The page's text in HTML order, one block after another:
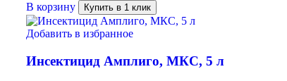
В корзину
Купить в 1 клик
Добавить в избранное
Инсектицид Амплиго, МКС, 5 л